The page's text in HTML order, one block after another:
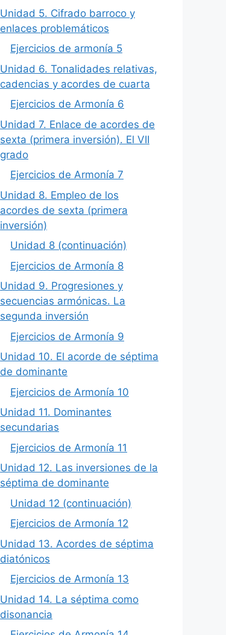
Unidad 5. Cifrado barroco y
enlaces problemáticos
Ejercicios de armonía 5
Unidad 6. Tonalidades relativas,
cadencias y acordes de cuarta
Ejercicios de Armonía 6
Unidad 7. Enlace de acordes de
sexta (primera inversión). El VII
grado
Ejercicios de Armonía 7
Unidad 8. Empleo de los
acordes de sexta (primera
inversión)
Unidad 8 (continuación)
Ejercicios de Armonía 8
Unidad 9. Progresiones y
secuencias armónicas. La
segunda inversión
Ejercicios de Armonía 9
Unidad 10. El acorde de séptima
de dominante
Ejercicios de Armonía 10
Unidad 11. Dominantes
secundarias
Ejercicios de Armonía 11
Unidad 12. Las inversiones de la
séptima de dominante
Unidad 12 (continuación)
Ejercicios de Armonía 12
Unidad 13. Acordes de séptima
diatónicos
Ejercicios de Armonía 13
Unidad 14. La séptima como
disonancia